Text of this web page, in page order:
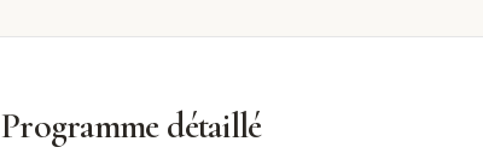
Programme détaillé